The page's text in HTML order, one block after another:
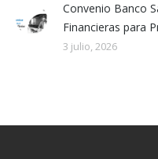
Convenio Banco
Financieras para
3 julio, 2026